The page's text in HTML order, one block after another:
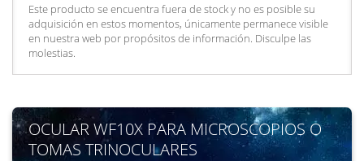
Este producto se encuentra fuera de stock y no es posible su
adquisición en estos momentos, únicamente permanece visible
en nuestra web por propósitos de información. Disculpe las
molestias.
OCULAR WF10X PARA MICROSCOPIOS O
TOMAS TRINOCULARES